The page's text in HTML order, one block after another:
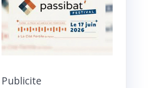
Publicite